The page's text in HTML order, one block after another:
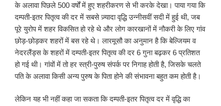
के अलावा पिछले 500 वर्षों में हुए शहरीकरण से भी करके देखा। पाया गया कि
दम्पती-इतर पितृत्व की दर में सबसे ज़्यादा वृद्धि उन्नीसवीं सदी में हुई थी, जब
पूरे युरोप में शहर विकसित हो रहे थे और लोग कारखानों में नौकरी के लिए गांव
छोड़-छोड़कर शहरों में बस रहे थे। लारमूसौ का अनुमान है कि बेल्जियम व
नेदरलैंड्स के शहरों में दम्पती-इतर पितृत्व की दर 6 गुना बढ़कर 6 प्रतिशत
हो गई थी। गांवों में तो हर स्त्री-पुरुष संपर्क पर निगाह होती है, जिसके चलते
पति के अलावा किसी अन्य पुरुष के पिता होने की संभावना बहुत कम होती है।
लेकिन यह भी नहीं कहा जा सकता कि दम्पती-इतर पितृत्व दर में वृद्धि का